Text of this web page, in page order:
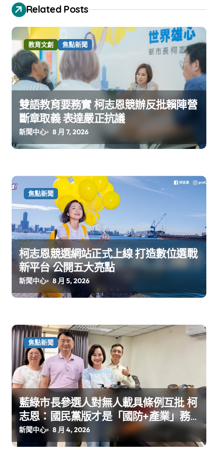
Related Posts
教育文創 焦點新聞
雙語教育要務實 柯志恩競辦反批賴陣營
斷章取義 表達嚴正抗議
新聞中心 8 月 7, 2026
焦點新聞
柯志恩競選網站正式上線 打造數位選戰
新平台 公開五大亮點
新聞中心 8 月 5, 2026
焦點新聞
藍綠市長參選人對無人載具條例互批 柯
志恩：國民黨版才是「國防+產業」務
實版
新聞中心 8 月 4, 2026